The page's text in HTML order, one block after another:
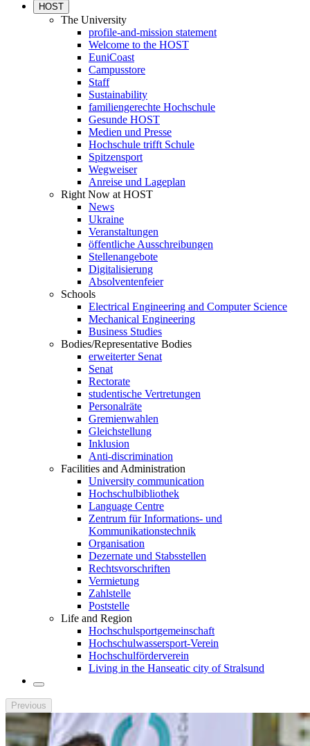
HOST
The University
profile-and-mission statement
Welcome to the HOST
EuniCoast
Campusstore
Staff
Sustainability
familiengerechte Hochschule
Gesunde HOST
Medien und Presse
Hochschule trifft Schule
Spitzensport
Wegweiser
Anreise und Lageplan
Right Now at HOST
News
Ukraine
Veranstaltungen
öffentliche Ausschreibungen
Stellenangebote
Digitalisierung
Absolventenfeier
Schools
Electrical Engineering and Computer Science
Mechanical Engineering
Business Studies
Bodies/Representative Bodies
erweiterter Senat
Senat
Rectorate
studentische Vertretungen
Personalräte
Gremienwahlen
Gleichstellung
Inklusion
Anti-discrimination
Facilities and Administration
University communication
Hochschulbibliothek
Language Centre
Zentrum für Informations- und
Kommunikationstechnik
Organisation
Dezernate und Stabsstellen
Rechtsvorschriften
Vermietung
Zahlstelle
Poststelle
Life and Region
Hochschulsportgemeinschaft
Hochschulwassersport-Verein
Hochschulförderverein
Living in the Hanseatic city of Stralsund
Previous